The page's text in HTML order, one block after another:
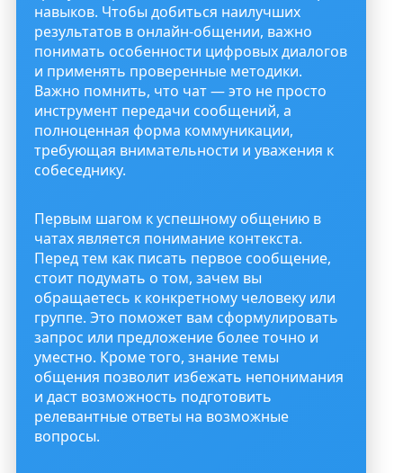
навыков. Чтобы добиться наилучших
результатов в онлайн-общении, важно
понимать особенности цифровых диалогов
и применять проверенные методики.
Важно помнить, что чат — это не просто
инструмент передачи сообщений, а
полноценная форма коммуникации,
требующая внимательности и уважения к
собеседнику.
Первым шагом к успешному общению в
чатах является понимание контекста.
Перед тем как писать первое сообщение,
стоит подумать о том, зачем вы
обращаетесь к конкретному человеку или
группе. Это поможет вам сформулировать
запрос или предложение более точно и
уместно. Кроме того, знание темы
общения позволит избежать непонимания
и даст возможность подготовить
релевантные ответы на возможные
вопросы.